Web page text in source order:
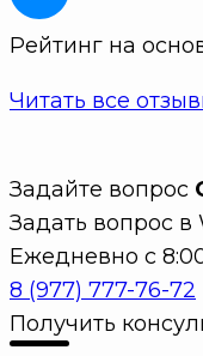
Рейтинг на
Читать все
Задайте вопрос
Задать вопрос в
Ежедневно с
8 (977) 777-76-72
Получить